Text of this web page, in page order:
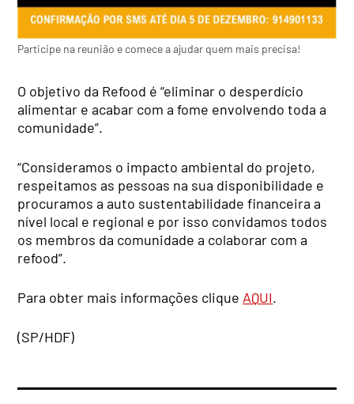
Participe na reunião e comece a ajudar quem mais precisa!
O objetivo da Refood é “eliminar o desperdício
alimentar e acabar com a fome envolvendo toda a
comunidade”.
“Consideramos o impacto ambiental do projeto,
respeitamos as pessoas na sua disponibilidade e
procuramos a auto sustentabilidade financeira a
nível local e regional e por isso convidamos todos
os membros da comunidade a colaborar com a
refood”.
Para obter mais informações clique AQUI.
(SP/HDF)